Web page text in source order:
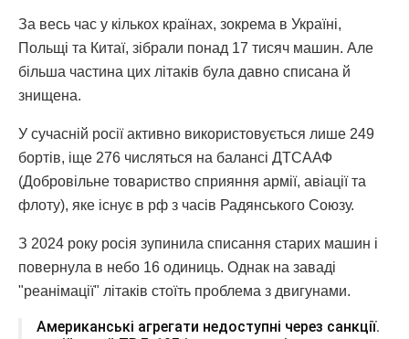
За весь час у кількох країнах, зокрема в Україні,
Польщі та Китаї, зібрали понад 17 тисяч машин. Але
більша частина цих літаків була давно списана й
знищена.
У сучасній росії активно використовується лише 249
бортів, іще 276 числяться на балансі ДТСААФ
(Добровільне товариство сприяння армії, авіації та
флоту), яке існує в рф з часів Радянського Союзу.
З 2024 року росія зупинила списання старих машин і
повернула в небо 16 одиниць. Однак на заваді
"реанімації" літаків стоїть проблема з двигунами.
Американські агрегати недоступні через санкції.